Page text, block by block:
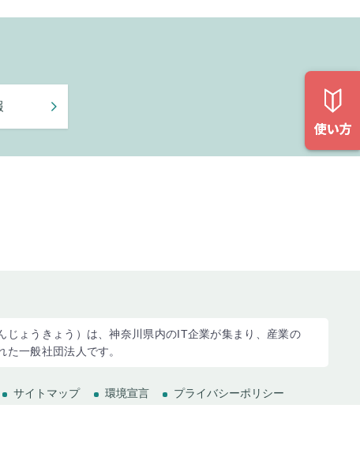
じょうきょう）は、神奈川県内のIT企業が集まり、産業の
一般社団法人です。
サイトマップ 環境宣言 プライバシーポリシー